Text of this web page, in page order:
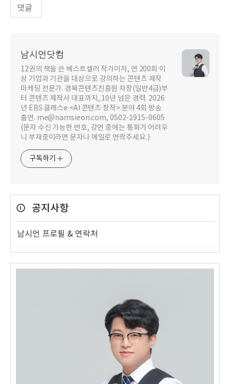
댓글
남시언닷컴
12권의 책을 쓴 베스트셀러 작가이자, 연 200회 이
상 기업과 기관을 대상으로 강의하는 콘텐츠 제작
마케팅 전문가. 경북콘텐츠진흥원 차장(일반4급)부
터 콘텐츠 제작사 대표까지, 10년 넘은 경력. 2026
년 EBS 클래스e <AI 콘텐츠 창작> 분야 4회 방송
출연. me@namsieon.com, 0502-1915-0605
(문자 수신 가능한 번호, 강연 중에는 통화가 어려우
니 부재중이라면 문자나 메일로 연락주세요.)
구독하기
공지사항
남시언 프로필 & 연락처